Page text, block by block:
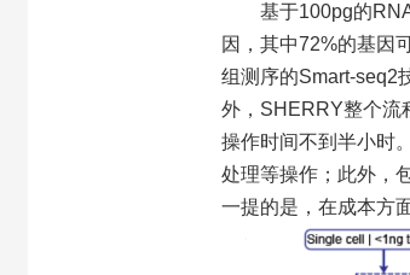
基于100pg的RNA
因，其中72%的基因
组测序的Smart-seq2
外，SHERRY整个流
操作时间不到半小时
处理等操作；此外，
一提的是，在成本方